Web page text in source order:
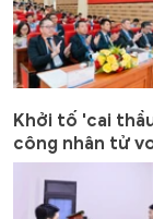
Khởi tố 'cai
công nhân tử